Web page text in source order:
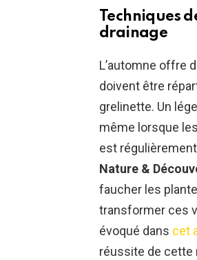
Techniques
drainage
L’automne offre
doivent être
grelinette. Un
même lorsque
est
Nature &
faucher les
transformer ces
évoqué dans cet
réussite de cette